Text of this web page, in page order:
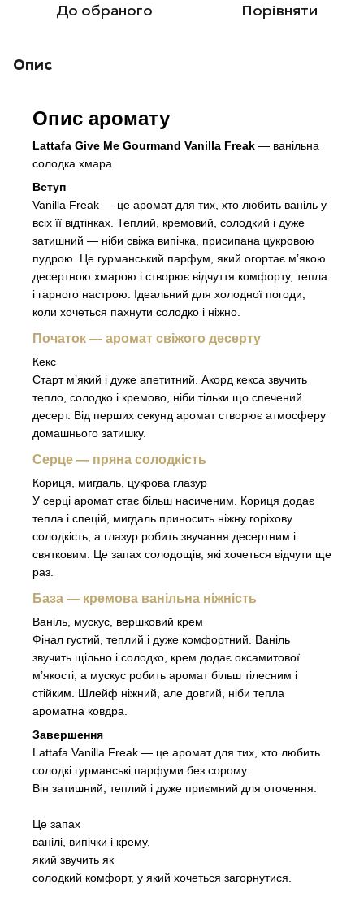
До обраного Порівняти
Опис
Опис аромату
Lattafa Give Me Gourmand Vanilla Freak — ванільна
солодка хмара
Вступ
Vanilla Freak — це аромат для тих, хто любить ваніль у
всіх її відтінках. Теплий, кремовий, солодкий і дуже
затишний — ніби свіжа випічка, присипана цукровою
пудрою. Це гурманський парфум, який огортає м’якою
десертною хмарою і створює відчуття комфорту, тепла
і гарного настрою. Ідеальний для холодної погоди,
коли хочеться пахнути солодко і ніжно.
Початок — аромат свіжого десерту
Кекс
Старт м’який і дуже апетитний. Акорд кекса звучить
тепло, солодко і кремово, ніби тільки що спечений
десерт. Від перших секунд аромат створює атмосферу
домашнього затишку.
Серце — пряна солодкість
Кориця, мигдаль, цукрова глазур
У серці аромат стає більш насиченим. Кориця додає
тепла і спецій, мигдаль приносить ніжну горіхову
солодкість, а глазур робить звучання десертним і
святковим. Це запах солодощів, які хочеться відчути ще
раз.
База — кремова ванільна ніжність
Ваніль, мускус, вершковий крем
Фінал густий, теплий і дуже комфортний. Ваніль
звучить щільно і солодко, крем додає оксамитової
м’якості, а мускус робить аромат більш тілесним і
стійким. Шлейф ніжний, але довгий, ніби тепла
ароматна ковдра.
Завершення
Lattafa Vanilla Freak — це аромат для тих, хто любить
солодкі гурманські парфуми без сорому.
Він затишний, теплий і дуже приємний для оточення.
Це запах
ванілі, випічки і крему,
який звучить як
солодкий комфорт, у який хочеться загорнутися.